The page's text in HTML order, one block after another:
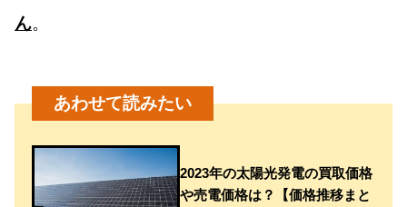
ん。
2023年の太陽光発電の買取価格
や売電価格は？【価格推移まと